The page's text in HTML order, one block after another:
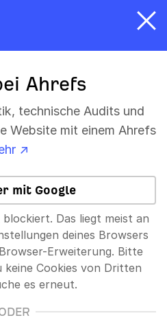
Ahrefs
technische Audits und
Website mit einem Ahrefs
↗
mit Google
Das liegt meist an
deines Browsers
Erweiterung. Bitte
keine Cookies von Dritten
es erneut.